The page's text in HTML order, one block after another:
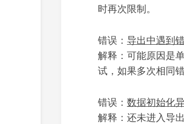
时再次限制。
错误： 导出中遇到
解释：可能原因是
试，如果多次相同
错误： 数据初始化
解释：还未进入导